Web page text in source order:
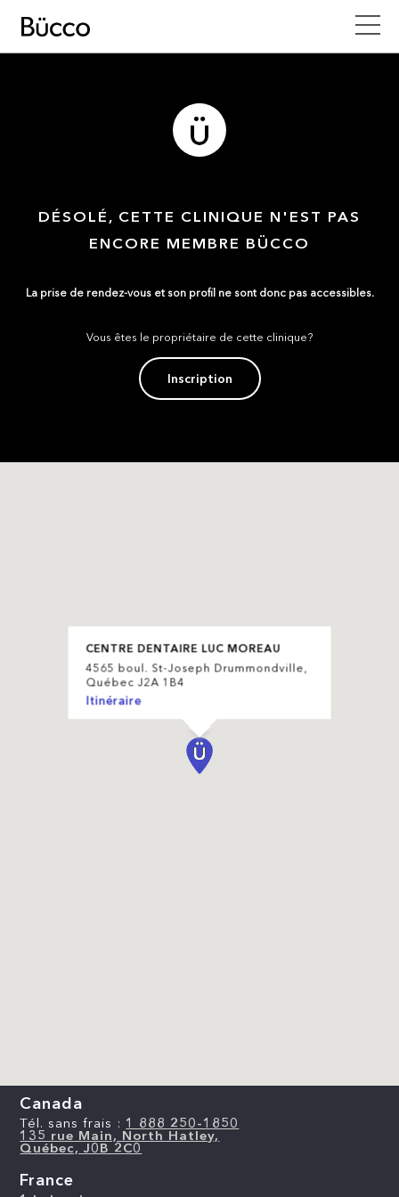
DÉSOLÉ, CETTE CLINIQUE N'EST PAS
ENCORE MEMBRE BÜCCO
La prise de rendez-vous et son profil ne sont donc pas accessibles.
Vous êtes le propriétaire de cette clinique?
Inscription
CENTRE DENTAIRE LUC MOREAU
4565 boul. St-Joseph Drummondville,
Québec J2A 1B4
Itinéraire
Canada
Tél. sans frais : 1 888 250-1850
135 rue Main, North Hatley,
Québec, J0B 2C0
France